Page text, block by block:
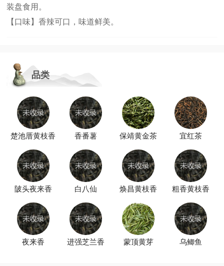
装盘食用。
【口味】香辣可口，味道鲜美。
品类
楚池厝黄枝香 香番薯 保靖黄金茶 宜红茶
陂头夜来香 白八仙 焕昌黄枝香 粗香黄枝香
夜来香 进强芝兰香 蒙顶黄芽 乌鲫鱼